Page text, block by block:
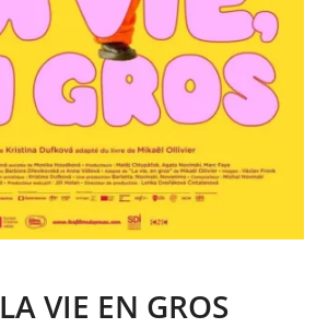
LA VIE EN GROS